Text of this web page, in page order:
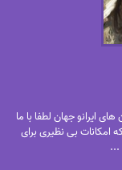
ایرانو جهان لطفا با ما
امکانات بی نظیری برای
...